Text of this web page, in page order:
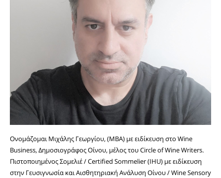
Ονομάζομαι Μιχάλης Γεωργίου, (MBA) με ειδίκευση στο Wine
Business, Δημοσιογράφος Οίνου, μέλος του Circle of Wine Writers.
Πιστοποιημένος Σομελιέ / Certified Sommelier (IHU) με ειδίκευση
στην Γευσιγνωσία και Αισθητηριακή Ανάλυση Οίνου / Wine Sensory